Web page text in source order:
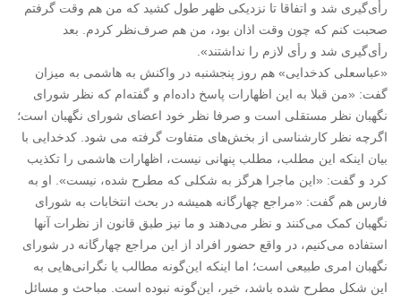
رأی‌گیری شد و اتفاقا تا نزدیکی ظهر طول کشید که من هم وقت گرفتم
صحبت کنم که چون وقت اذان بود، من هم صرف‌نظر کردم. بعد
رأی‌گیری شد و رأی لازم را نداشتند».
«عباسعلی کدخدایی» هم روز پنجشنبه در واکنش به هاشمی به میزان
گفت: «من قبلا به این اظهارات پاسخ داده‌ام و گفته‌ام که نظر شورای
نگهبان نظر مستقلی است و صرفا نظر خود اعضای شورای نگهبان است؛
اگرچه نظر کارشناسی از بخش‌های متفاوت گرفته می شود. کدخدایی با
بیان اینکه این مطلب، مطلب پنهانی نیست، اظهارات هاشمی را تکذیب
کرد و گفت: «این ماجرا هرگز به شکلی که مطرح شده، نیست». او به
فارس هم گفت: «مراجع چهارگانه همیشه در بحث انتخابات به شورای
نگهبان کمک می‌کنند و نظر می‌دهند و ما نیز طبق قانون از نظرات آنها
استفاده می‌کنیم، در واقع حضور افراد از این مراجع چهارگانه در شورای
نگهبان امری طبیعی است؛ اما اینکه این‌گونه مطالب یا نگرانی‌هایی به
این شکل مطرح شده باشد، خیر، این‌گونه نبوده است. مباحث و مسائل